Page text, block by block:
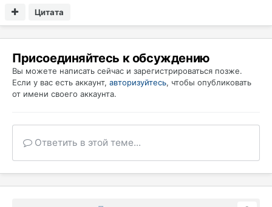
Цитата
Присоединяйтесь к обсуждению
Вы можете написать сейчас и зарегистрироваться позже.
Если у вас есть аккаунт, авторизуйтесь, чтобы опубликовать
от имени своего аккаунта.
Ответить в этой теме...